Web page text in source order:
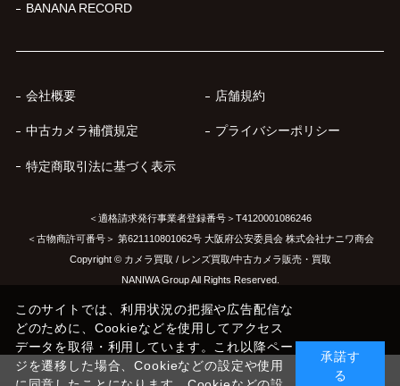
BANANA RECORD
会社概要 店舗規約
中古カメラ補償規定 プライバシーポリシー
特定商取引法に基づく表示
＜適格請求発行事業者登録番号＞T4120001086246
＜古物商許可番号＞ 第621110801062号 大阪府公安委員会 株式会社ナニワ商会
Copyright © カメラ買取 / レンズ買取/中古カメラ販売・買取
NANIWA Group All Rights Reserved.
このサイトでは、利用状況の把握や広告配信な
どのために、Cookieなどを使用してアクセス
データを取得・利用しています。これ以降ペー
ジを遷移した場合、Cookieなどの設定や使用
承諾す
る